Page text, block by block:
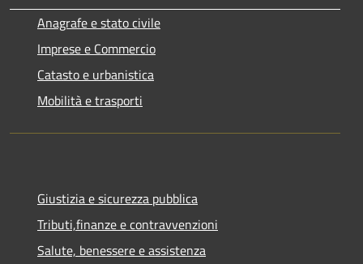
Anagrafe e stato civile
Imprese e Commercio
Catasto e urbanistica
Mobilità e trasporti
Giustizia e sicurezza pubblica
Tributi,finanze e contravvenzioni
Salute, benessere e assistenza